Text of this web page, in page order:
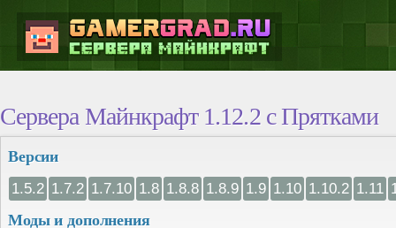
Сервера Майнкрафт 1.12.2 с Прятками
Версии
1.5.2 1.7.2 1.7.10 1.8 1.8.8 1.8.9 1.9 1.10 1.10.2 1.11
Моды и дополнения